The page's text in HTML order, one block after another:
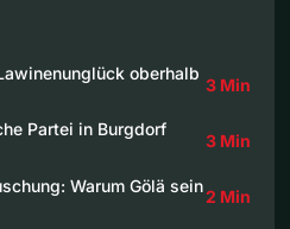
oberhalb
3 Min
Partei in Burgdorf
3 Min
Warum Gölä sein
2 Min